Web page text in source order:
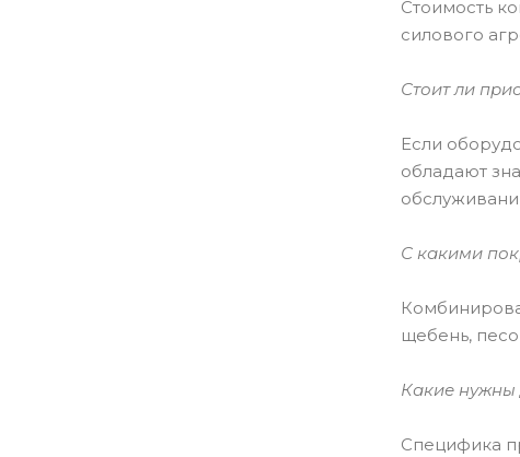
Стоимость
силового
Стоит ли
Если
обладают
С какими
щебень,
Какие нужны
Специфика